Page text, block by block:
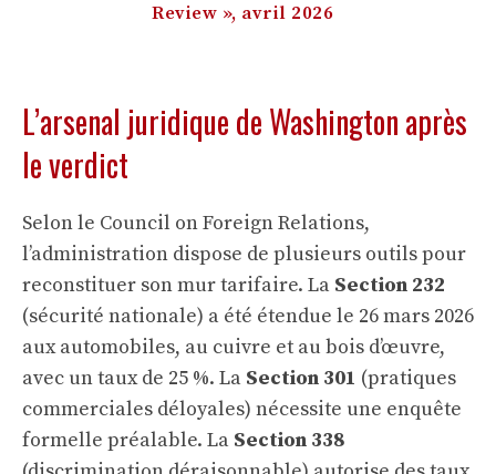
Review », avril 2026
L’arsenal juridique de Washington après
le verdict
Selon le Council on Foreign Relations,
l’administration dispose de plusieurs outils pour
reconstituer son mur tarifaire. La Section 232
(sécurité nationale) a été étendue le 26 mars 2026
aux automobiles, au cuivre et au bois d’œuvre,
avec un taux de 25 %. La Section 301 (pratiques
commerciales déloyales) nécessite une enquête
formelle préalable. La Section 338